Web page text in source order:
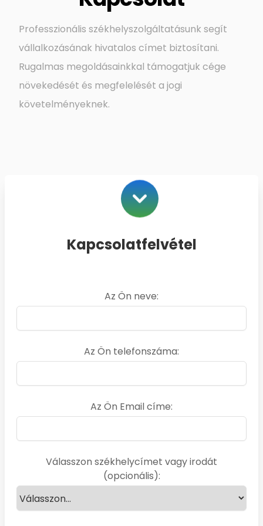
Professzionális székhelyszolgáltatásunk segít
vállalkozásának hivatalos címet biztosítani.
Rugalmas megoldásainkkal támogatjuk cége
növekedését és megfelelését a jogi
követelményeknek.
Kapcsolatfelvétel
Az Ön neve:
Az Ön telefonszáma:
Az Ön Email címe:
Válasszon székhelycímet vagy irodát
(opcionális):